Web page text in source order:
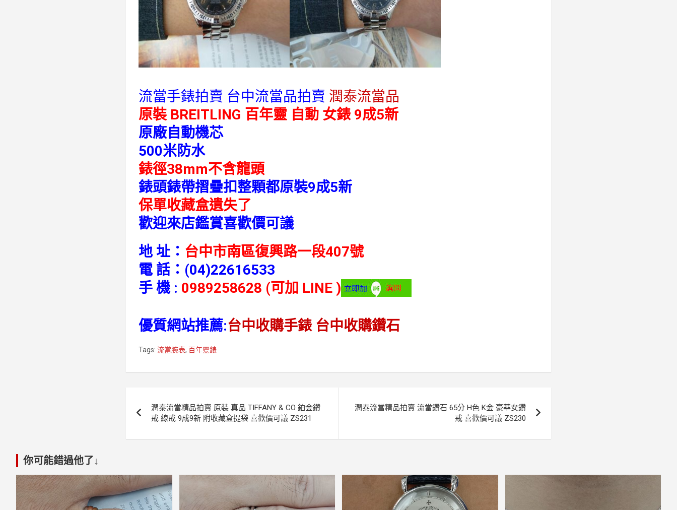
流當手錶拍賣 台中流當品拍賣 潤泰流當品
原裝 BREITLING 百年靈 自動 女錶 9成5新
原廠自動機芯
500米防水
錶徑38mm不含龍頭
錶頭錶帶摺疊扣整顆都原裝9成5新
保單收藏盒遺失了
歡迎來店鑑賞喜歡價可議
地 址： 台中市南區復興路一段407號
電 話： (04)22616533
手 機 : 0989258628 (可加 LINE )
優質網站推薦:台中收購手錶 台中收購鑽石
Tags: 流當腕表, 百年靈錶
章
導
潤泰流當精品拍賣 原裝 真品 TIFFANY & CO 鉑金鑽
戒 線戒 9成9新 附收藏盒提袋 喜歡價可議 ZS231
潤泰流當精品拍賣 流當鑽石 65分 H色 K金 豪華女鑽
戒 喜歡價可議 ZS230
你可能錯過他了↓